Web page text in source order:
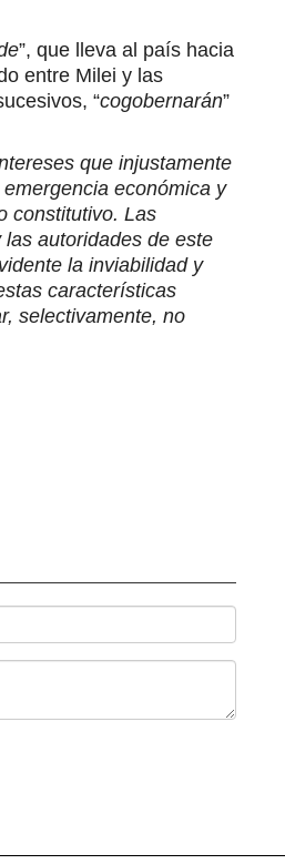
”, que lleva al país hacia
entre Milei y las
“cogobernarán”
que injustamente
económica y
constitutivo. Las
autoridades de este
la inviabilidad y
características
selectivamente, no